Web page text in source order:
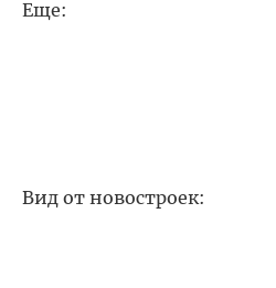
Еще:
Вид от новостроек: